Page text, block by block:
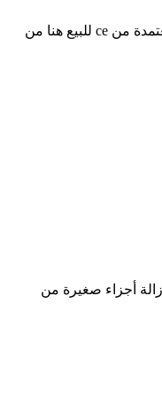
sosn هي واحدة من أكثر الشركات المصنعة والموردة لآلات صقل الخشب احترافية في الصين ، وتتميز بمنتجات عالية الجودة وأسعار تنافسية. لا تتردد في شراء آلة صنفرة الخشب المعتمدة من ce للبيع هنا من
أجزاء صغيرة من